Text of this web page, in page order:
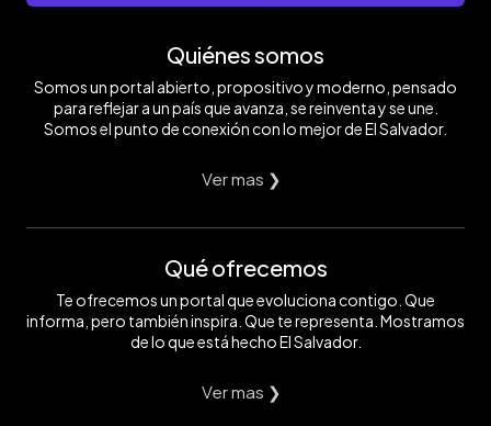
Quiénes somos
Somos un portal abierto, propositivo y moderno, pensado
para reflejar a un país que avanza, se reinventa y se une.
Somos el punto de conexión con lo mejor de El Salvador.
Ver mas ❯
Qué ofrecemos
Te ofrecemos un portal que evoluciona contigo. Que
informa, pero también inspira. Que te representa. Mostramos
de lo que está hecho El Salvador.
Ver mas ❯